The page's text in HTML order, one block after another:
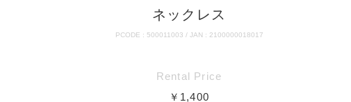
ネックレス
PCODE : 500011003 / JAN : 2100000018017
Rental Price
￥1,400